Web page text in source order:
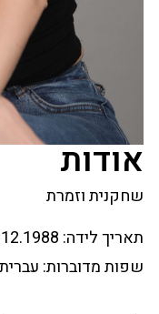
אודות
שחקנית וזמרת
תאריך לידה:
שפות מדוברות: